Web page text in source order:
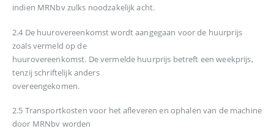
indien MRNbv zulks noodzakelijk acht.
2.4 De huurovereenkomst wordt aangegaan voor de huurprijs
zoals vermeld op de
huurovereenkomst. De vermelde huurprijs betreft een weekprijs,
tenzij schriftelijk anders
overeengekomen.
2.5 Transportkosten voor het afleveren en ophalen van de machine
door MRNbv worden